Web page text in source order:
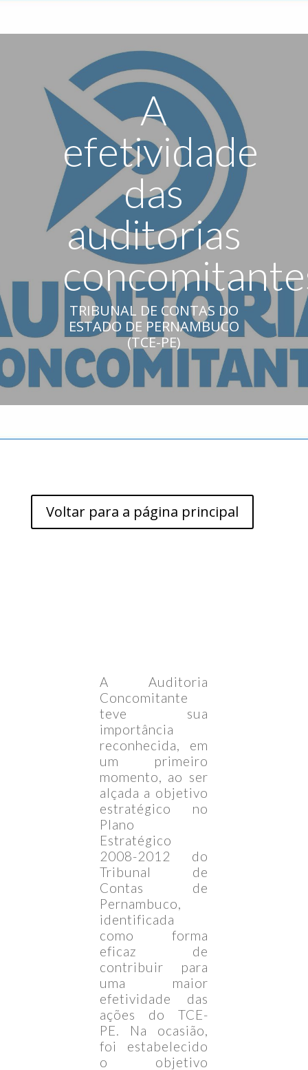
A
efetividade
das
auditorias
TRIBUNAL DE CONTAS DO
ESTADO DE PERNAMBUCO
(TCE-PE)
Voltar para a página principal
A Auditoria
Concomitante
teve sua
importância
reconhecida, em
um primeiro
momento, ao ser
alçada a objetivo
estratégico no
Plano
Estratégico
2008-2012 do
Tribunal de
Contas de
Pernambuco,
identificada
como forma
eficaz de
contribuir para
uma maior
efetividade das
ações do TCE-
PE. Na ocasião,
foi estabelecido
o objetivo